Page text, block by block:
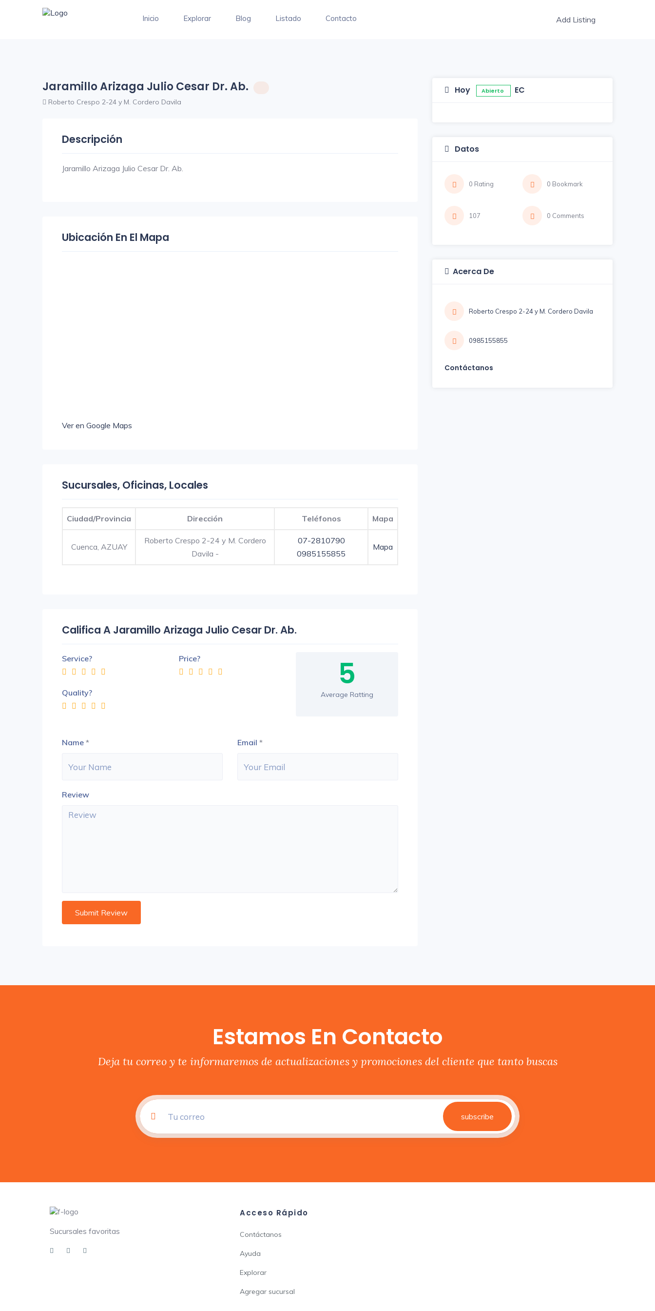
Add Listing
Inicio Explorar Blog Listado Contacto
Jaramillo Arizaga Julio Cesar Dr. Ab.
Roberto Crespo 2-24 y M. Cordero Davila
Descripción
Jaramillo Arizaga Julio Cesar Dr. Ab.
Ubicación En El Mapa
Ver en Google Maps
Sucursales, Oficinas, Locales
Ciudad/Provincia Dirección Teléfonos Mapa
Cuenca, AZUAY
Roberto Crespo 2-24 y M. Cordero
Davila -
07-2810790
0985155855
Mapa
Califica A Jaramillo Arizaga Julio Cesar Dr. Ab.
Service? Price?
Quality? 5
Average Ratting
Name * Email *
Review
Hoy Abierto EC
Datos
0 Rating 0 Bookmark
107 0 Comments
Acerca De
Roberto Crespo 2-24 y M. Cordero Davila
0985155855
Contáctanos
Estamos En Contacto
Deja tu correo y te informaremos de actualizaciones y promociones del cliente que tanto buscas
subscribe
Sucursales favoritas
Acceso Rápido
Contáctanos
Ayuda
Explorar
Agregar sucursal